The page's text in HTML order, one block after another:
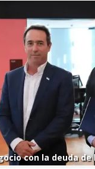
con la deuda